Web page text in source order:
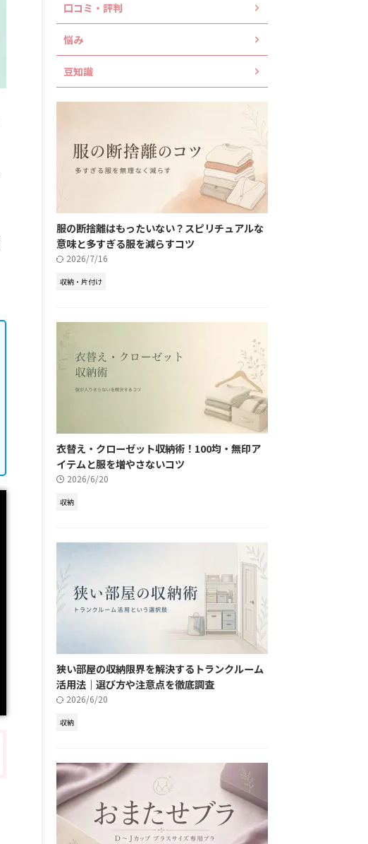
口コミ・評判
悩み
豆知識
服の断捨離はもったいない？スピリチュアルな
意味と多すぎる服を減らすコツ
2026/7/16
収納・片付け
衣替え・クローゼット収納術！100均・無印ア
イテムと服を増やさないコツ
2026/6/20
収納
狭い部屋の収納限界を解決するトランクルーム
活用法｜選び方や注意点を徹底調査
2026/6/20
収納